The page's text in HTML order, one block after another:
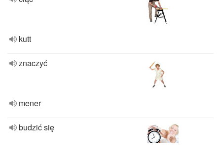
kutt
znaczyć
mener
budzić się